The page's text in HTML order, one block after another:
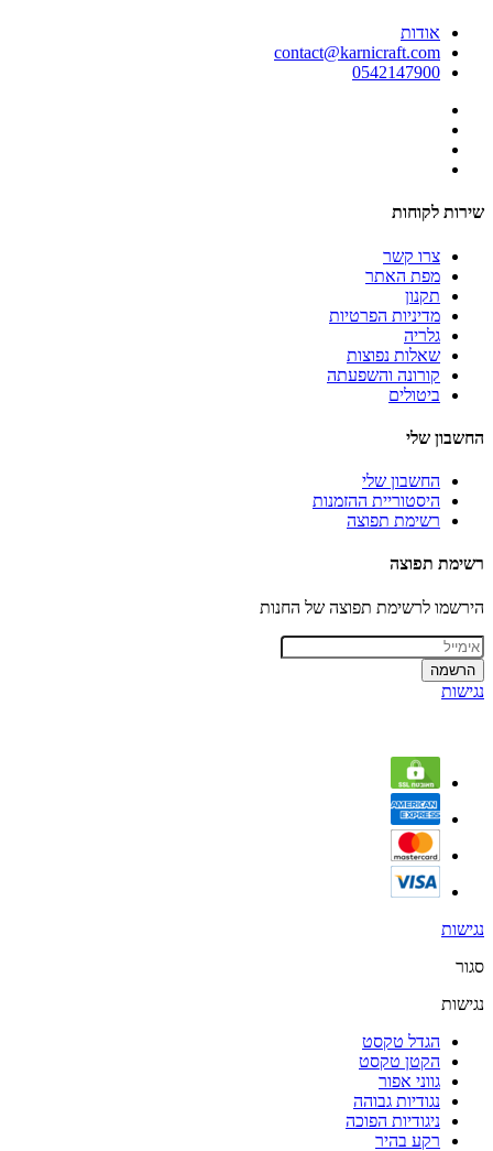
אודות
contact@karnicraft.com
0542147900
שירות לקוחות
צרו קשר
מפת האתר
תקנון
מדיניות הפרטיות
גלריה
שאלות נפוצות
קורונה והשפעתה
ביטולים
החשבון שלי
החשבון שלי
היסטוריית ההזמנות
רשימת תפוצה
רשימת תפוצה
הירשמו לרשימת תפוצה של החנות
הרשמה
נגישות
נגישות
סגור
נגישות
הגדל טקסט
הקטן טקסט
גווני אפור
נגודיות גבוהה
ניגודיות הפוכה
רקע בהיר